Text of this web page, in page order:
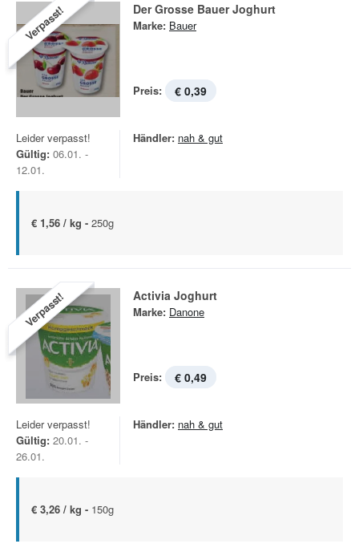
Verpasst! Der Grosse Bauer Joghurt
Marke: Bauer
Preis: € 0,39
Leider verpasst!
Gültig: 06.01. -
12.01.
Händler: nah & gut
€ 1,56 / kg - 250g
Verpasst! Activia Joghurt
Marke: Danone
Preis: € 0,49
Leider verpasst!
Gültig: 20.01. -
26.01.
Händler: nah & gut
€ 3,26 / kg - 150g